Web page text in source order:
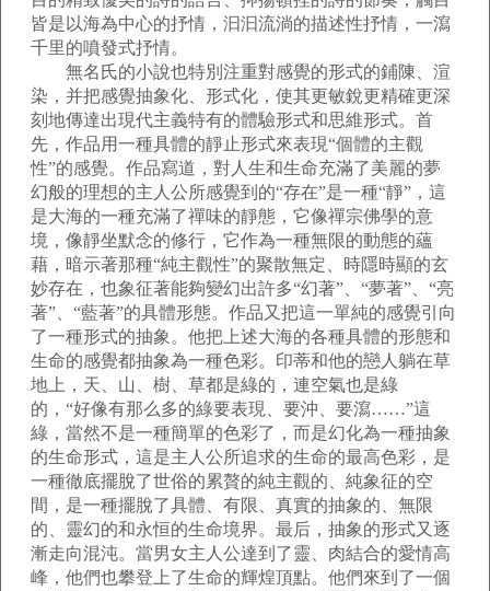
皆是以海為中心的抒情，汩汩流淌的描述性抒情，一瀉
千里的噴發式抒情。
無名氏的小說也特別注重對感覺的形式的鋪陳、渲
染，并把感覺抽象化、形式化，使其更敏銳更精確更深
刻地傳達出現代主義特有的體驗形式和思維形式。首
先，作品用一種具體的靜止形式來表現“個體的主觀
性”的感覺。作品寫道，對人生和生命充滿了美麗的夢
幻般的理想的主人公所感覺到的“存在”是一種“靜”，這
是大海的一種充滿了禪味的靜態，它像禪宗佛學的意
境，像靜坐默念的修行，它作為一種無限的動態的蘊
藉，暗示著那種“純主觀性”的聚散無定、時隱時顯的玄
妙存在，也象征著能夠變幻出許多“幻著”、“夢著”、“亮
著”、“藍著”的具體形態。作品又把這一單純的感覺引向
了一種形式的抽象。他把上述大海的各種具體的形態和
生命的感覺都抽象為一種色彩。印蒂和他的戀人躺在草
地上，天、山、樹、草都是綠的，連空氣也是綠
的，“好像有那么多的綠要表現、要沖、要瀉……”這
綠，當然不是一種簡單的色彩了，而是幻化為一種抽象
的生命形式，這是主人公所追求的生命的最高色彩，是
一種徹底擺脫了世俗的累贅的純主觀的、純象征的空
間，是一種擺脫了具體、有限、真實的抽象的、無限
的、靈幻的和永恒的生命境界。最后，抽象的形式又逐
漸走向混沌。當男女主人公達到了靈、肉結合的愛情高
峰，他們也攀登上了生命的輝煌頂點。他們來到了一個